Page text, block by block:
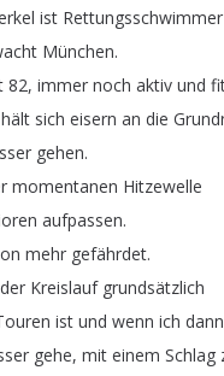
ist Rettungsschwimmer
München.
82, immer noch aktiv und
hält sich eisern an die
gehen.
momentanen Hitzewelle
aufpassen.
mehr gefährdet.
der Kreislauf grundsätzlich
ist und wenn ich dann
gehe, mit einem Schlag